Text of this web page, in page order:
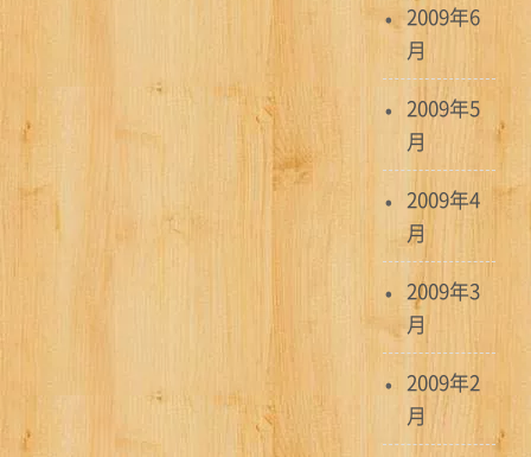
2009年6
月
2009年5
月
2009年4
月
2009年3
月
2009年2
月